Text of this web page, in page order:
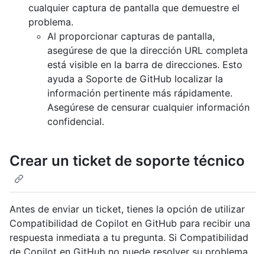
cualquier captura de pantalla que demuestre el
problema.
Al proporcionar capturas de pantalla,
asegúrese de que la dirección URL completa
está visible en la barra de direcciones. Esto
ayuda a Soporte de GitHub localizar la
información pertinente más rápidamente.
Asegúrese de censurar cualquier información
confidencial.
Crear un ticket de soporte técnico
Antes de enviar un ticket, tienes la opción de utilizar
Compatibilidad de Copilot en GitHub para recibir una
respuesta inmediata a tu pregunta. Si Compatibilidad
de Copilot en GitHub no puede resolver su problema,